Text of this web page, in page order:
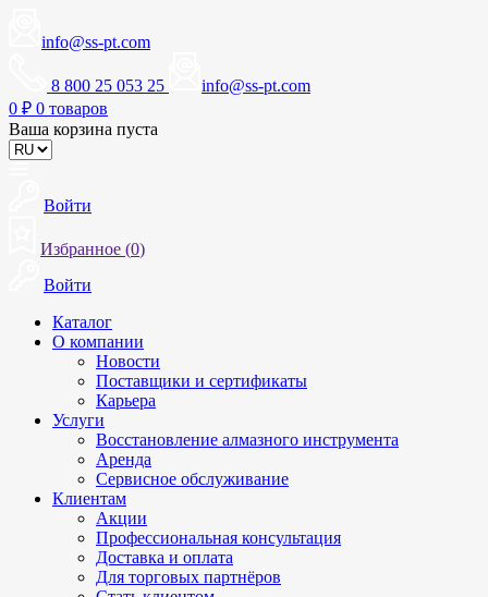
info@ss-pt.com
8 800 25 053 25
info@ss-pt.com
0 ₽ 0 товаров
Ваша корзина пуста
Войти
Избранное (0)
Войти
Каталог
О компании
Новости
Поставщики и сертификаты
Карьера
Услуги
Восстановление алмазного инструмента
Аренда
Сервисное обслуживание
Клиентам
Акции
Профессиональная консультация
Доставка и оплата
Для торговых партнёров